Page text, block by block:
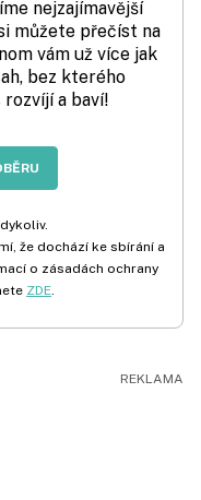
nejzajímavější
můžete přečíst na
vám už více jak
bez kterého
a baví!
že dochází ke sbírání a
o zásadách ochrany
ZDE